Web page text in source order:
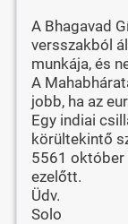
A Bhagavad
versszakból
munkája, és
A
jobb, ha az
Egy indiai
körültekintő
5561 október
ezelőtt.
Üdv.
Solo